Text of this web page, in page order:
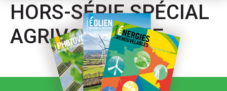
HORS-SÉRIE SPÉCIAL
AGRIVOLTAÏSME